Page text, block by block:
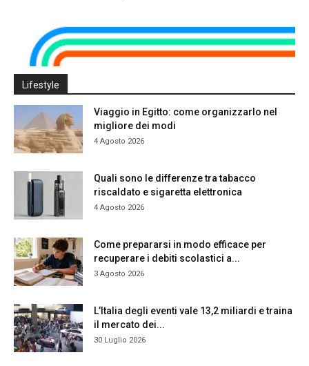
Lifestyle
Viaggio in Egitto: come organizzarlo nel
migliore dei modi
4 Agosto 2026
Quali sono le differenze tra tabacco
riscaldato e sigaretta elettronica
4 Agosto 2026
Come prepararsi in modo efficace per
recuperare i debiti scolastici a...
3 Agosto 2026
L’Italia degli eventi vale 13,2 miliardi e traina
il mercato dei...
30 Luglio 2026